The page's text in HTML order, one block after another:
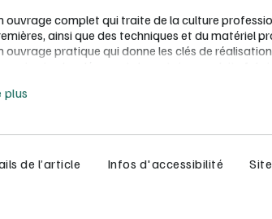
ouvrage complet qui traite de la culture
ainsi que des techniques et du matériel
ouvrage pratique qui donne les clés de
en CAP et découvrir certains savoirs du
manuel numérique enseignant :
plus
de l’article Infos d'accessibilité